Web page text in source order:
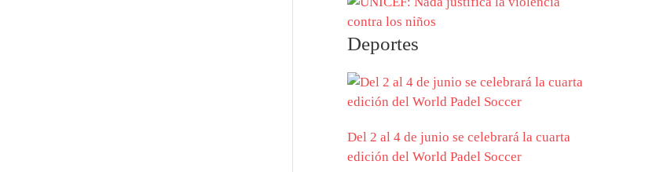
Deportes
Del 2 al 4 de junio se celebrará la cuarta
edición del World Padel Soccer